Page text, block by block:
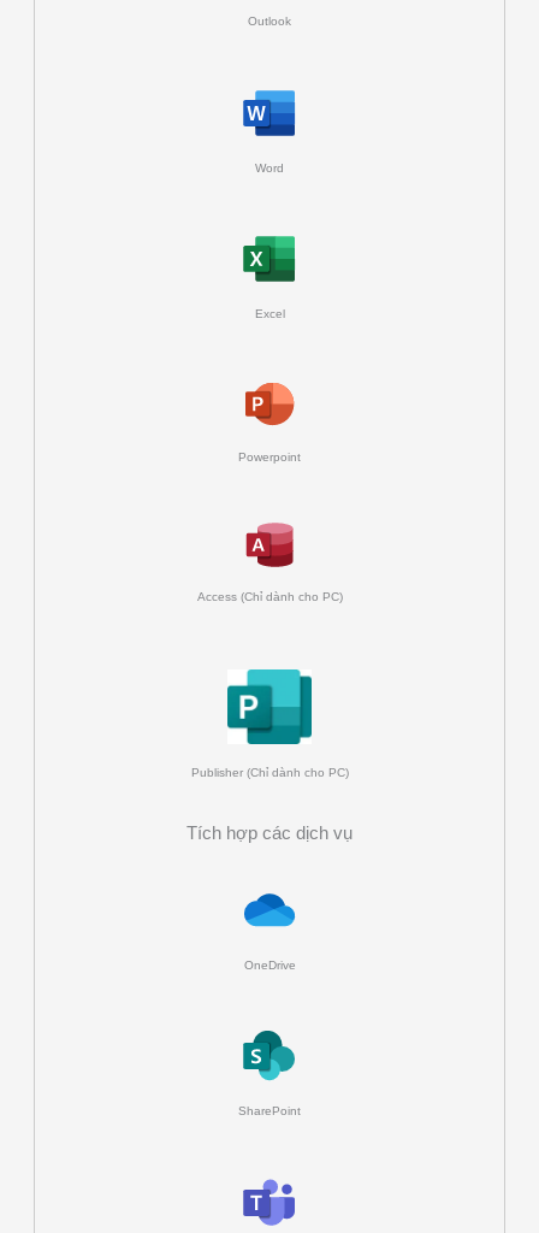
Outlook
Word
Excel
Powerpoint
Access (Chỉ dành cho PC)
Publisher (Chỉ dành cho PC)
Tích hợp các dịch vụ
OneDrive
SharePoint